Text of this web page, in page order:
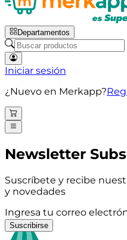
Departamentos
Iniciar sesión
¿Nuevo en Merkapp?
Newsletter
Suscríbete y recibe
y novedades
Ingresa tu correo
Suscribirse